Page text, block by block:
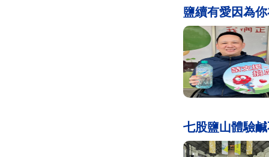
鹽續有愛因為
七股鹽山體驗